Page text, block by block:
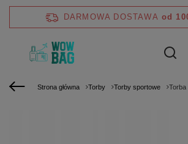
DARMOWA DOSTAWA od
Strona główna Torby Torby sportowe Torba